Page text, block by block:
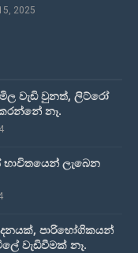
2025
වැඩි වුනත්, ලිට්රෝ
නෑ.
ලැබෙන
පාරිභෝගිකයන්
වැඩිවීමක් නෑ.